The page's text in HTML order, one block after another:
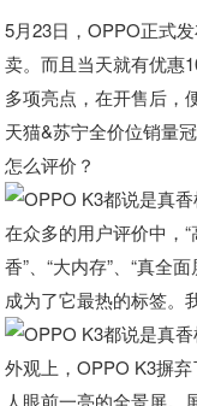
5月23日，OPPO正式
卖。而且当天就有优惠
多项亮点，在开售后，
天猫&苏宁全价位销量
怎么评价？
在众多的用户评价中，“
香”、“大内存”、“真全
成为了它最热的标签。
外观上，OPPO K3摒
人眼前一亮的全景屏。